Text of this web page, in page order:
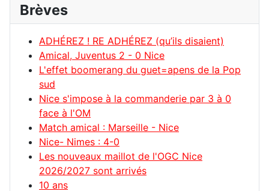
Brèves
ADHÉREZ ! RE ADHÉREZ (qu’ils disaient)
Amical, Juventus 2 - 0 Nice
L'effet boomerang du guet=apens de la Pop
sud
Nice s'impose à la commanderie par 3 à 0
face à l'OM
Match amical : Marseille - Nice
Nice- Nimes : 4-0
Les nouveaux maillot de l'OGC Nice
2026/2027 sont arrivés
10 ans